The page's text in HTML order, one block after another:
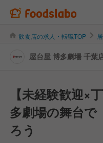
飲食店の求人・転職TOP
屋台屋 博多劇場 千葉
【未経験歓迎×
多劇場の舞台で
ろう